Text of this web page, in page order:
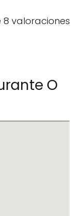
8 valoraciones
O